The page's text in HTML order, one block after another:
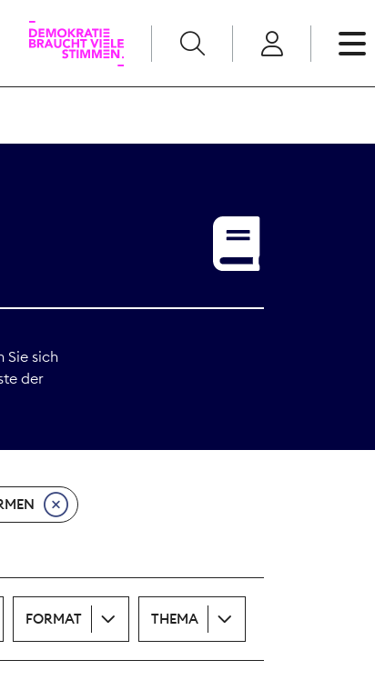
Sie sich
der
FORMAT THEMA